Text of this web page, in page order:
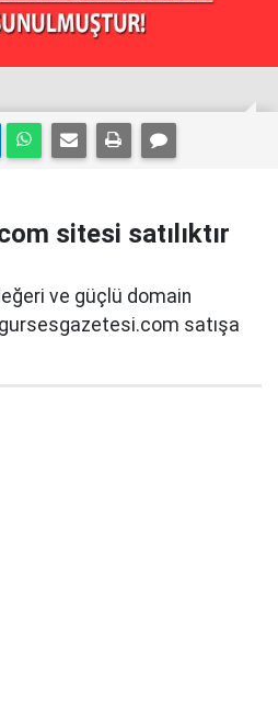
sitesi satılıktır
ve güçlü domain
satışa